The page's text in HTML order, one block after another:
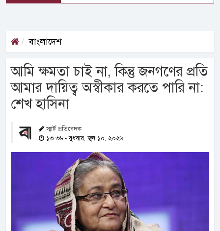
বাংলাদেশ
আমি ক্ষমতা চাই না, কিন্তু জনগণের প্রতি
আমার দায়িত্ব অস্বীকার করতে পারি না:
শেখ হাসিনা
স্মার্ট প্রতিবেদক
১৩:৩৬ - বুধবার, জুন ১০, ২০২৬